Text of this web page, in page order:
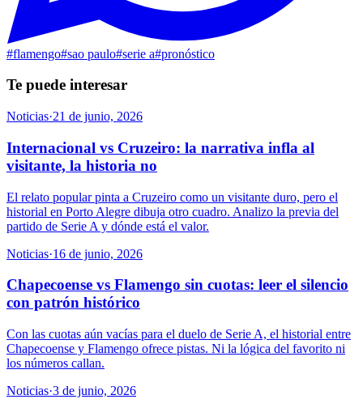
#flamengo#sao paulo#serie a#pronóstico
Te puede interesar
Noticias·21 de junio, 2026
Internacional vs Cruzeiro: la narrativa infla al
visitante, la historia no
El relato popular pinta a Cruzeiro como un visitante duro, pero el
historial en Porto Alegre dibuja otro cuadro. Analizo la previa del
partido de Serie A y dónde está el valor.
Noticias·16 de junio, 2026
Chapecoense vs Flamengo sin cuotas: leer el silencio
con patrón histórico
Con las cuotas aún vacías para el duelo de Serie A, el historial entre
Chapecoense y Flamengo ofrece pistas. Ni la lógica del favorito ni
los números callan.
Noticias·3 de junio, 2026